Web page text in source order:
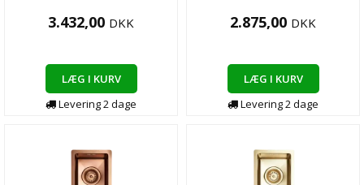
3.432,00 DKK
LÆG I KURV
Levering2dage
2.875,00 DKK
LÆG I KURV
Levering2dage